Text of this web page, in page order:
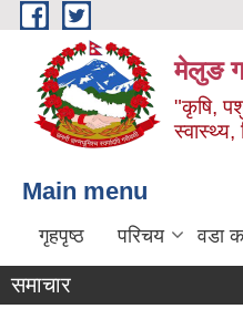
Skip to main content
मेलुङ
"कृषि,
Main menu
गृहपृष्ठ परिचय वडा
समाचार